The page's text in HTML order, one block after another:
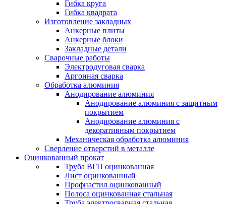
Гибка круга
Гибка квадрата
Изготовление закладных
Анкерные плиты
Анкерные блоки
Закладные детали
Сварочные работы
Электродуговая сварка
Аргонная сварка
Обработка алюминия
Анодирование алюминия
Анодирование алюминия с защитным
покрытием
Анодирование алюминия с
декоративным покрытием
Механическая обработка алюминия
Сверление отверстий в металле
Оцинкованный прокат
Труба ВГП оцинкованная
Лист оцинкованный
Профнастил оцинкованный
Полоса оцинкованная стальная